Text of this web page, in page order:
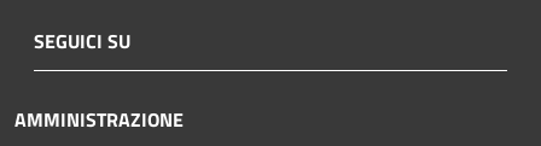
SEGUICI SU
AMMINISTRAZIONE